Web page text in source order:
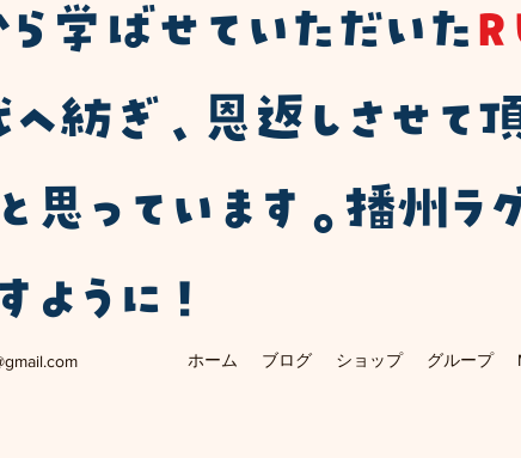
学ばせていただいた
紡ぎ、恩返しさせて
思っています。播州ラ
ように！
ホーム ブログ ショップ グループ